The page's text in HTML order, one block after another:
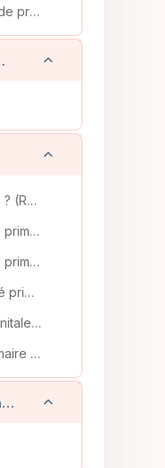
Participez à la communauté de pratiques de ce projet
SENSIL Replier
Replier
Qu'est-ce que la surdicécité ? (Revue de littérature du projet É-SENSIL)
Qu'est-ce que la surdicécité primaire / congénitale ? (Revue de littérature du projet É-SENSIL)
Qu'est-ce que la surdicécité primaire / congénitale du point de vue de la famille ? (Revue de littérature du projet É-SENSIL)
Communication et surdicécité primaire / congénitale (Revue de littérature du projet É-SENSIL)
Surdicécité primaire / congénitale, évaluation du développement de l'enfant (Revue de littérature du projet É-SENSIL)
Éducation et Surdicécité primaire / congénitale (Revue de littérature du projet É-SENSIL)
Outils pour la collecte de données pilotes (en cours) Replier